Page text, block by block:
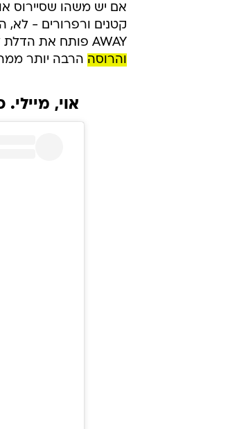
אם יש משהו שסיירוס
AWAY פותח את הדלת לכל מערכת היחסים שלהם, שאם לשפוט מהמילים -
והרוסה הרבה יותר
אוי,